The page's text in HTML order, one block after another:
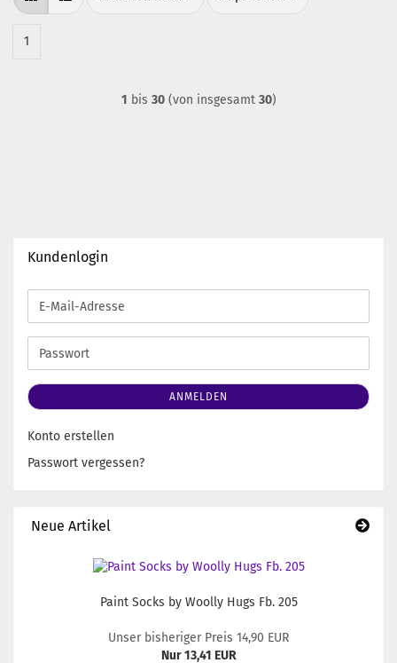
1
1 bis 30(von insgesamt 30)
Kundenlogin
E-
Mail-
Adresse
Passwort
ANMELDEN
Konto erstellen
Passwort vergessen?
Neue Artikel
Paint Socks by Woolly Hugs Fb. 205
Unser bisheriger Preis 14,90 EUR
Nur 13,41 EUR